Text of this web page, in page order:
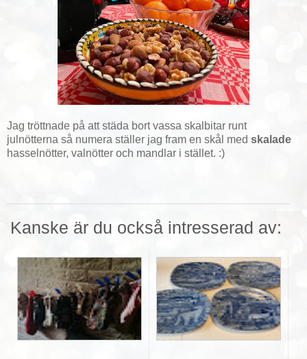
Jag tröttnade på att städa bort vassa skalbitar runt
julnötterna så numera ställer jag fram en skål med skalade
hasselnötter, valnötter och mandlar i stället. :)
Kanske är du också intresserad av: